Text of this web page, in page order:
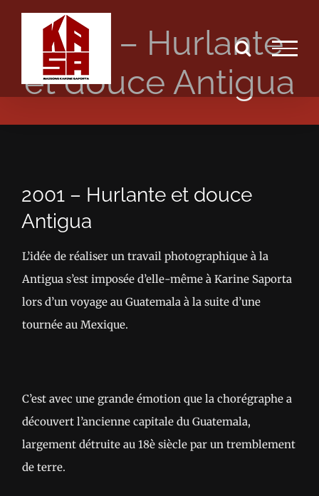
Passer
2001 – Hurlante
et douce Antigua
2001 – Hurlante et douce
Antigua
L’idée de réaliser un travail photographique à la
Antigua s’est imposée d’elle-même à Karine Saporta
lors d’un voyage au Guatemala à la suite d’une
tournée au Mexique.
C’est avec une grande émotion que la chorégraphe a
découvert l’ancienne capitale du Guatemala,
largement détruite au 18è siècle par un tremblement
de terre.